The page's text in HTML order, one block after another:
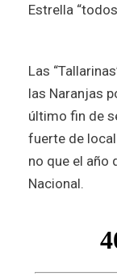
Estrella
Las
las Naranjas
último fin de
fuerte de
no que el año
Nacional.